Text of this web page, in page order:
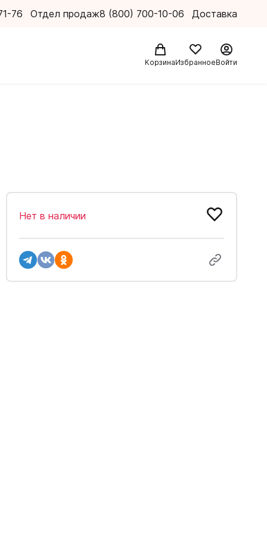
76 Отдел продаж8 (800) 700-10-06 Доставка
КорзинаИзбранноеВойти
Нет в наличии